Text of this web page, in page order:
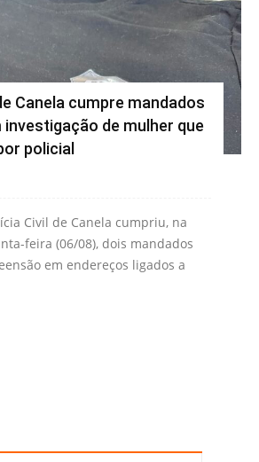
Canela cumpre mandados
investigação de mulher que
policial
Civil de Canela cumpriu, na
feira (06/08), dois mandados
em endereços ligados a